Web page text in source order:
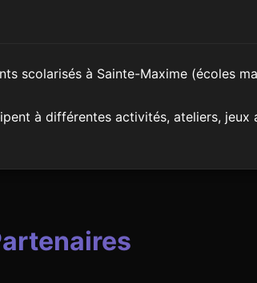
scolarisés à Sainte-Maxime (écoles
à différentes activités, ateliers,